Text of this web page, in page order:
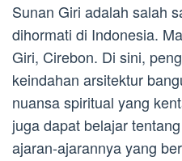
Sunan Giri adalah salah
dihormati di Indonesia.
Giri, Cirebon. Di sini,
keindahan arsitektur
nuansa spiritual yang
juga dapat belajar
ajaran-ajarannya yang